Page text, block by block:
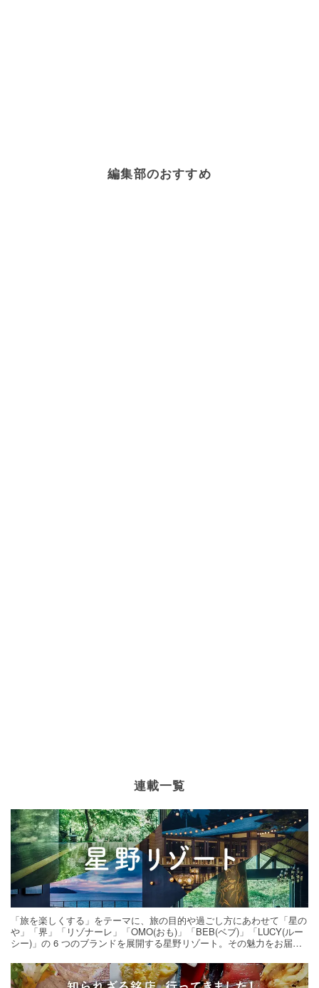
編集部のおすすめ
連載一覧
「旅を楽しくする」をテーマに、旅の目的や過ごし方にあわせて「星の
や」「界」「リゾナーレ」「OMO(おも)」「BEB(ベブ)」「LUCY(ルー
シー)」の 6 つのブランドを展開する星野リゾート。その魅力をお届け